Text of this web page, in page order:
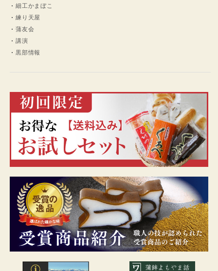
細工かまぼこ
練り天屋
蒲友会
講演
黒部情報